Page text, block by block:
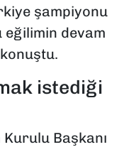
şampiyonu
eğilimin devam
istediği
Kurulu Başkanı